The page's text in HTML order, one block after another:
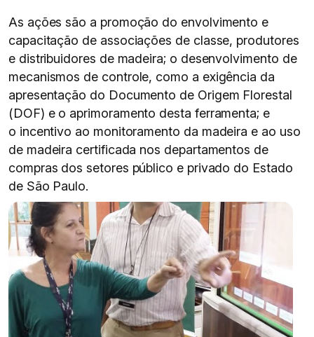
As ações são a promoção do envolvimento e
capacitação de associações de classe, produtores
e distribuidores de madeira; o desenvolvimento de
mecanismos de controle, como a exigência da
apresentação do Documento de Origem Florestal
(DOF) e o aprimoramento desta ferramenta; e
o incentivo ao monitoramento da madeira e ao uso
de madeira certificada nos departamentos de
compras dos setores público e privado do Estado
de São Paulo.